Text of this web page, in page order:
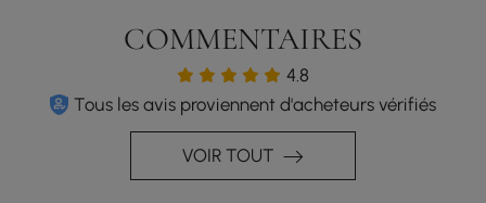
COMMENTAIRES
4.8
Tous les avis proviennent d'acheteurs vérifiés
VOIR TOUT